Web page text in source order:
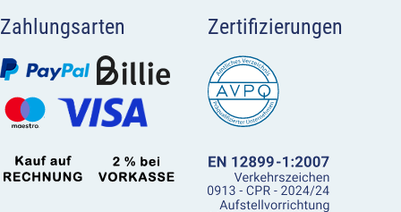
Zahlungsarten Zertifizierungen